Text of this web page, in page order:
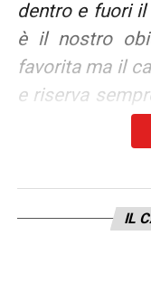
dentro e fuori il
è il nostro
favorita ma il
e riserva
carta non
nella
IL